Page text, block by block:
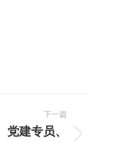
下一篇
建专员、